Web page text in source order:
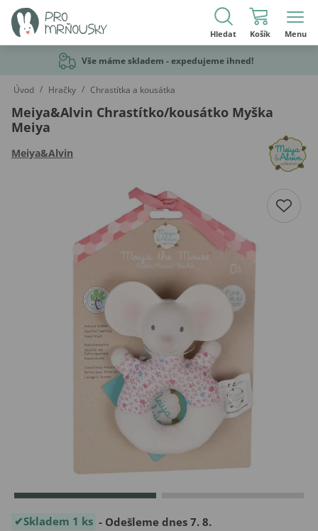
Hledat Košík Menu
Vše máme skladem - expedujeme ihned!
Úvod / Hračky / Chrastítka a kousátka
Meiya&Alvin Chrastítko/kousátko Myška
Meiya
Meiya&Alvin
Skladem 1 ks - Odešleme dnes 7. 8.